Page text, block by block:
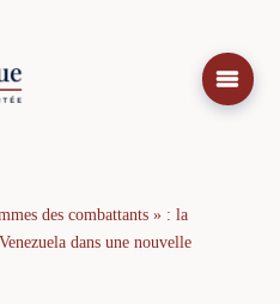
des combattants » : la
dans une nouvelle